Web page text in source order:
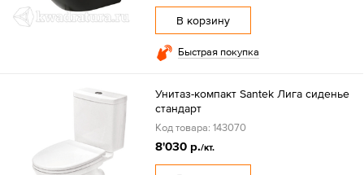
В корзину
Быстрая покупка
Унитаз-компакт Santek Лига сиденье
стандарт
Код товара: 143070
8'030 р./кт.